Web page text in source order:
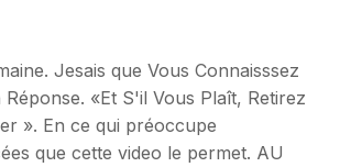
Jesais que Vous Connaisssez
«Et S'il Vous Plaît, Retirez
». En ce qui préoccupe
que cette video le permet. AU